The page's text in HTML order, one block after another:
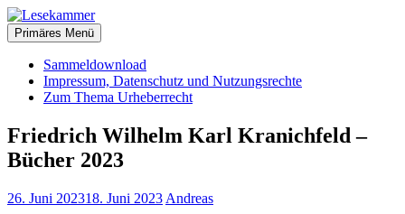
Zum
Inhalt
springen
Lesekammer
christliche Bücher zum kostenlosen Download
Primäres Menü
Sammeldownload
Impressum, Datenschutz und Nutzungsrechte
Zum Thema Urheberrecht
Friedrich Wilhelm Karl Kranichfeld –
Bücher 2023
26. Juni 202318. Juni 2023 Andreas